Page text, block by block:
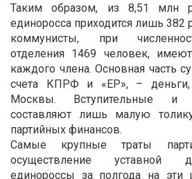
Таким образом, из 8,51 млн
единоросса приходится лишь 382
коммунисты, при
отделения 1469 человек,
каждого члена. Основная часть
счета КПРФ и «ЕР», – деньги,
Москвы. Вступительные и
составляют лишь малую
партийных финансов.
Самые крупные траты
осуществление уставной
единороссы за полгода на эти